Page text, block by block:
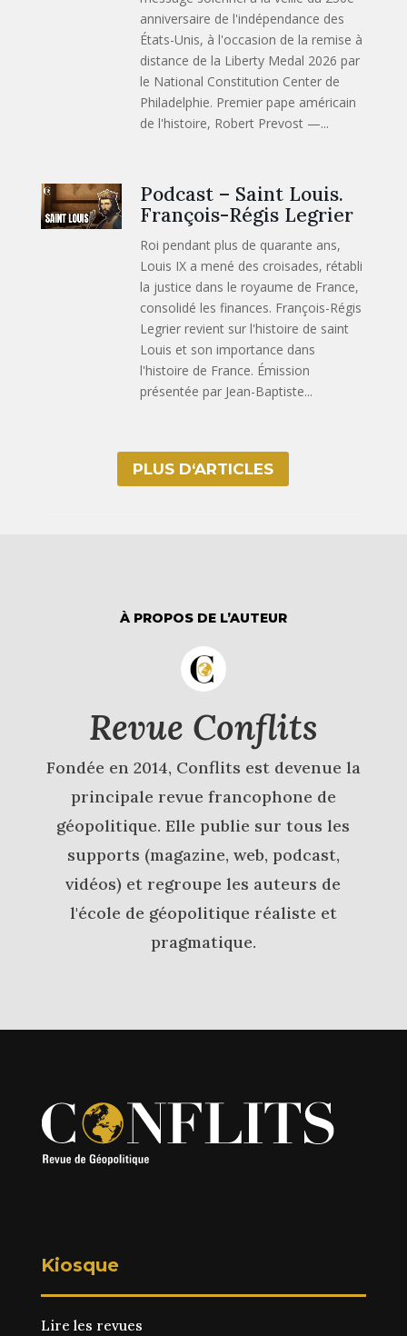
anniversaire de l'indépendance des
États-Unis, à l'occasion de la remise à
distance de la Liberty Medal 2026 par
le National Constitution Center de
Philadelphie. Premier pape américain
de l'histoire, Robert Prevost —...
Podcast – Saint Louis.
François-Régis Legrier
Roi pendant plus de quarante ans,
Louis IX a mené des croisades, rétabli
la justice dans le royaume de France,
consolidé les finances. François-Régis
Legrier revient sur l'histoire de saint
Louis et son importance dans
l'histoire de France. Émission
présentée par Jean-Baptiste...
PLUS D‘ARTICLES
À PROPOS DE L’AUTEUR
Revue Conflits
Fondée en 2014, Conflits est devenue la
principale revue francophone de
géopolitique. Elle publie sur tous les
supports (magazine, web, podcast,
vidéos) et regroupe les auteurs de
l'école de géopolitique réaliste et
pragmatique.
Kiosque
Lire les revues